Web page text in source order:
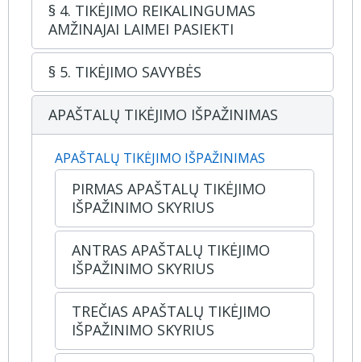
§ 4. TIKĖJIMO REIKALINGUMAS
AMŽINAJAI LAIMEI PASIEKTI
§ 5. TIKĖJIMO SAVYBĖS
APAŠTALŲ TIKĖJIMO IŠPAŽINIMAS
APAŠTALŲ TIKĖJIMO IŠPAŽINIMAS
PIRMAS APAŠTALŲ TIKĖJIMO
IŠPAŽINIMO SKYRIUS
ANTRAS APAŠTALŲ TIKĖJIMO
IŠPAŽINIMO SKYRIUS
TREČIAS APAŠTALŲ TIKĖJIMO
IŠPAŽINIMO SKYRIUS